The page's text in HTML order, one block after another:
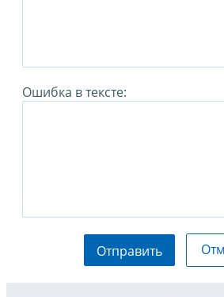
Ошибка в тексте:
Отправить